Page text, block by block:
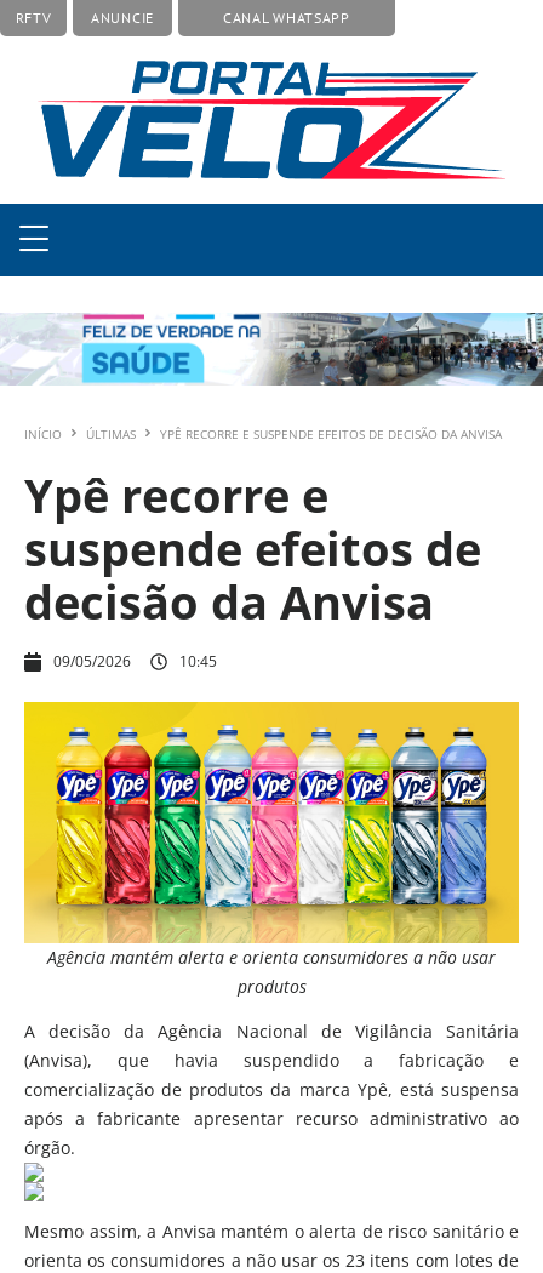
RFTV ANUNCIE CANAL WHATSAPP
INÍCIO ÚLTIMAS YPÊ RECORRE E SUSPENDE EFEITOS DE DECISÃO DA ANVISA
Ypê recorre e
suspende efeitos de
decisão da Anvisa
09/05/2026 10:45
Agência mantém alerta e orienta consumidores a não usar
produtos
A decisão da Agência Nacional de Vigilância Sanitária
(Anvisa), que havia suspendido a fabricação e
comercialização de produtos da marca Ypê, está suspensa
após a fabricante apresentar recurso administrativo ao
órgão.
Mesmo assim, a Anvisa mantém o alerta de risco sanitário e
orienta os consumidores a não usar os 23 itens com lotes de